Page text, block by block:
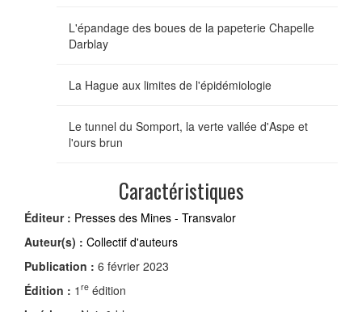
L'épandage des boues de la papeterie Chapelle
Darblay
La Hague aux limites de l'épidémiologie
Le tunnel du Somport, la verte vallée d'Aspe et
l'ours brun
Caractéristiques
Éditeur : Presses des Mines - Transvalor
Auteur(s) : Collectif d'auteurs
Publication : 6 février 2023
Édition : 1 re édition